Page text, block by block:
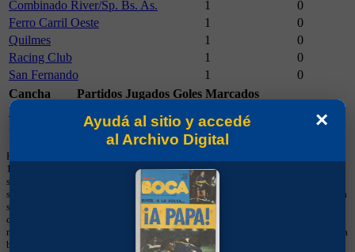
Combinado River/Sp. Bs. As.
1
0
Ferro Carril Oeste
1
0
Quilmes
1
0
Racing Club
1
0
San Fernando
1
0
Cancha
Partidos Jugados Goles Marcados
Boca Juniors
Partidos Jugados Goles Marcados
Hay que tener en cuenta que los números en las casacas comenzaron a usarse en
1949 y que hasta 1997 eran consecutivos, no fijos. Esa información aparecía
sólo de manera esporádica en los medios, por lo que los datos brindados aquí
son necesariamente parciales. En los torneos de la Confederación Sudamericana
se utiliza numeración fija desde sus primeras ediciones y, cuando ese dato está
disponible, se muestra en esta sección. Estos listados no deben considerarse
récords históricos totales, sino registros limitados a la información cargada en la
base.
×
Ayudá al sitio y accedé
al Archivo Digital